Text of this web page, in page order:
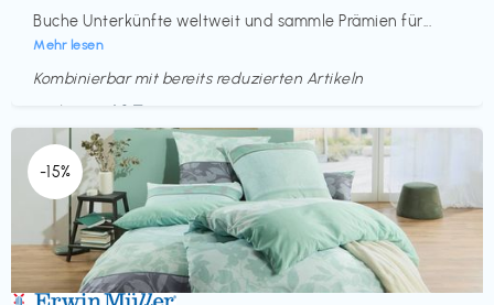
Buche Unterkünfte weltweit und sammle Prämien für...
Mehr lesen
Kombinierbar mit bereits reduzierten Artikeln
Endet in
<60 Tagen
-15%